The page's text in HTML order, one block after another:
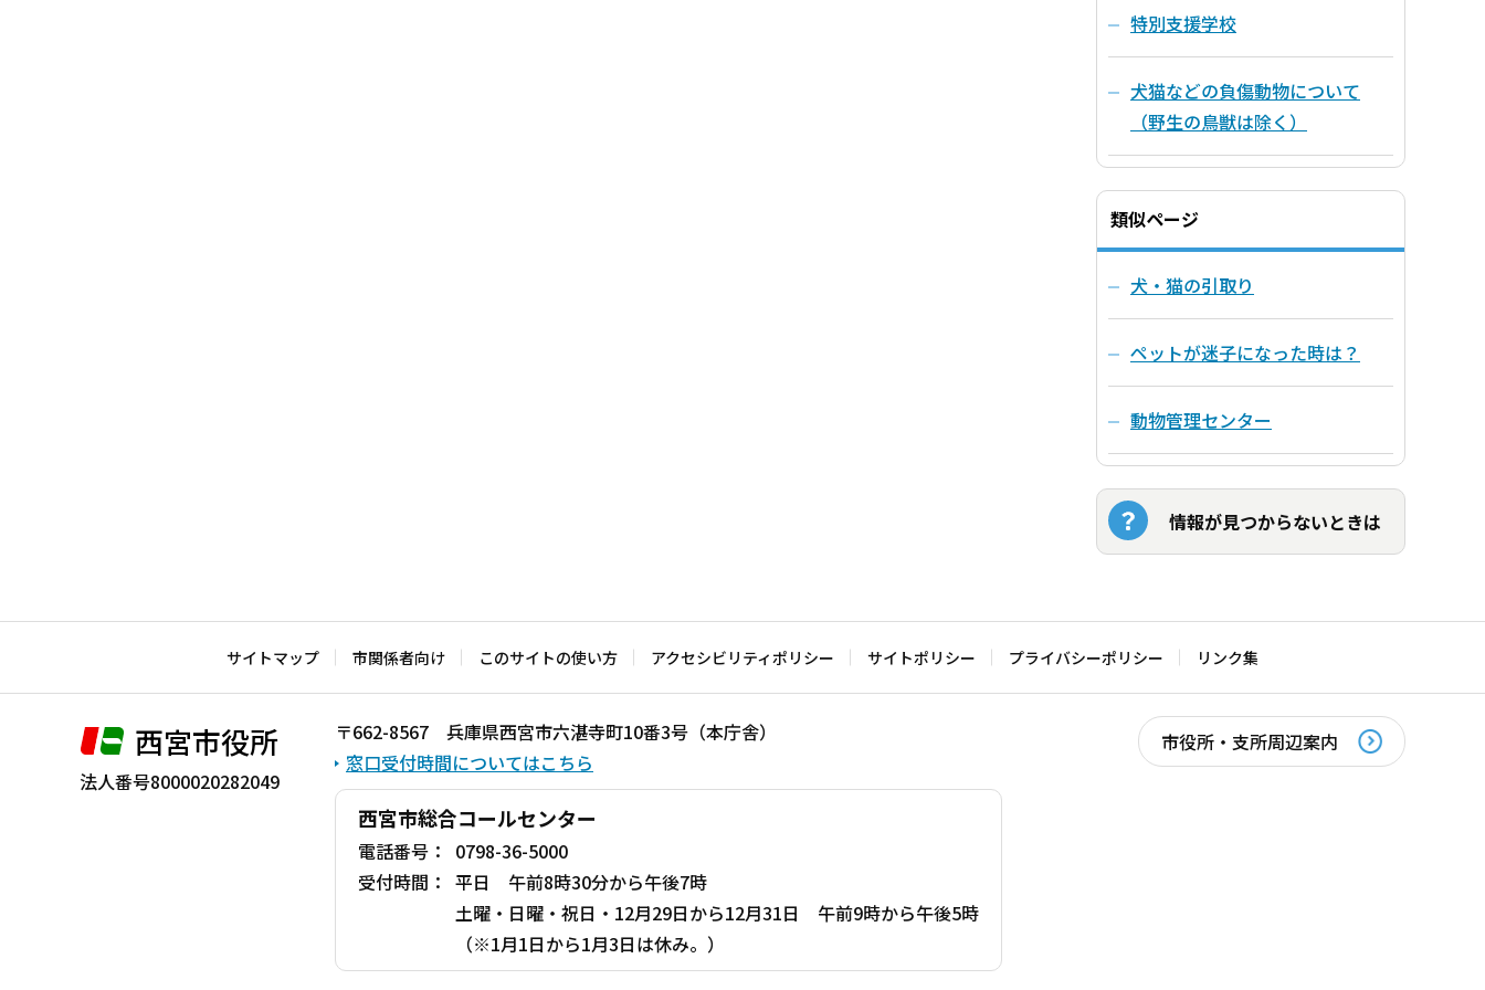
特別支援学校
犬猫などの負傷動物について
（野生の鳥獣は除く）
類似ページ
犬・猫の引取り
ペットが迷子になった時は？
動物管理センター
情報が見つからないときは
サイトマップ 市関係者向け このサイトの使い方 アクセシビリティポリシー サイトポリシー プライバシーポリシー リンク集
西宮市役所
法人番号8000020282049
〒662-8567 兵庫県西宮市六湛寺町10番3号（本庁舎）
窓口受付時間についてはこちら
西宮市総合コールセンター
電話番号：
0798-36-5000
受付時間： 平日 午前8時30分から午後7時
土曜・日曜・祝日・12月29日から12月31日 午前9時から午後5時
（※1月1日から1月3日は休み。）
市役所・支所周辺案内